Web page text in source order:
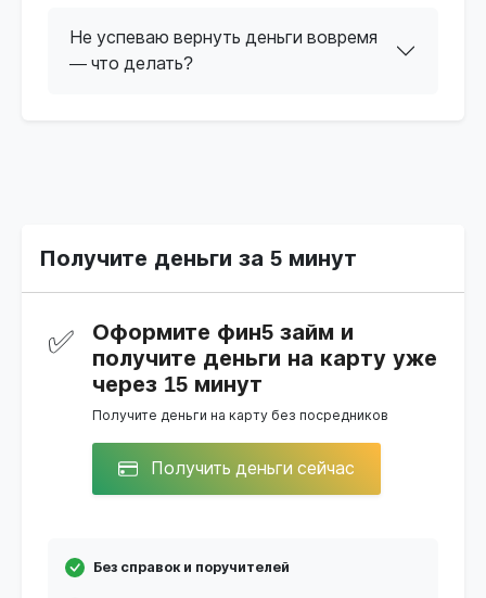
Не успеваю вернуть деньги вовремя
— что делать?
Получите деньги за 5 минут
✅
Оформите фин5 займ и
получите деньги на карту уже
через 15 минут
Получите деньги на карту без посредников
Получить деньги сейчас
Без справок и поручителей